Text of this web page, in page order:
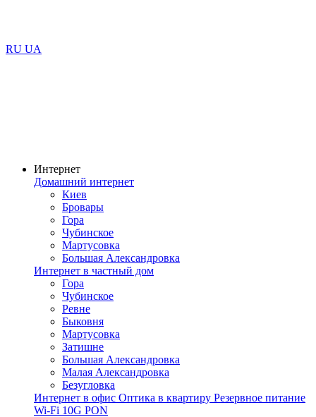
RU UA
Интернет
Домашний интернет
Киев
Бровары
Гора
Чубинское
Мартусовка
Большая Александровка
Интернет в частный дом
Гора
Чубинское
Ревне
Быковня
Мартусовка
Затишне
Большая Александровка
Малая Александровка
Безугловка
Интернет в офис Оптика в квартиру Резервное питание
Wi-Fi 10G PON